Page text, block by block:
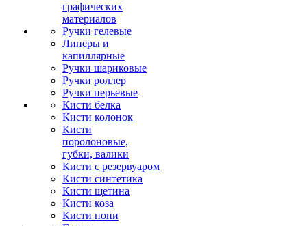
графических
материалов
Ручки гелевые
Линеры и
капиллярные
Ручки шариковые
Ручки роллер
Ручки перьевые
Кисти белка
Кисти колонок
Кисти
поролоновые,
губки, валики
Кисти с резервуаром
Кисти синтетика
Кисти щетина
Кисти коза
Кисти пони